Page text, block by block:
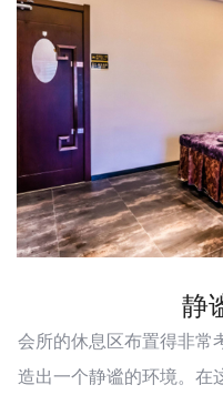
静
会所的休息区布置得非常
造出一个静谧的环境。在